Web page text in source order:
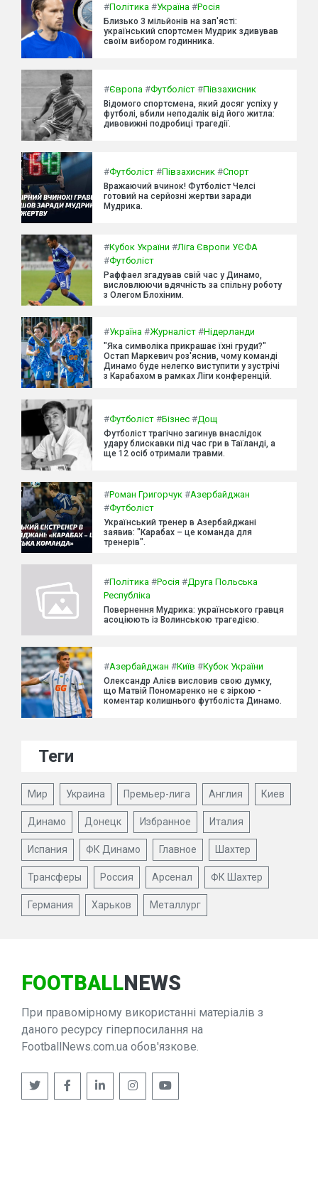
#Політика #Україна #Росія
Близько 3 мільйонів на зап'ясті:
український спортсмен Мудрик здивував
своїм вибором годинника.
#Європа #Футболіст #Півзахисник
Відомого спортсмена, який досяг успіху у
футболі, вбили неподалік від його житла:
дивовижні подробиці трагедії.
#Футболіст #Півзахисник #Спорт
Вражаючий вчинок! Футболіст Челсі
готовий на серйозні жертви заради
Мудрика.
#Кубок України #Ліга Європи УЄФА
#Футболіст
Раффаел згадував свій час у Динамо,
висловлюючи вдячність за спільну роботу
з Олегом Блохіним.
#Україна #Журналіст #Нідерланди
"Яка символіка прикрашає їхні груди?"
Остап Маркевич роз'яснив, чому команді
Динамо буде нелегко виступити у зустрічі
з Карабахом в рамках Ліги конференцій.
#Футболіст #Бізнес #Дощ
Футболіст трагічно загинув внаслідок
удару блискавки під час гри в Таїланді, а
ще 12 осіб отримали травми.
#Роман Григорчук #Азербайджан
#Футболіст
Український тренер в Азербайджані
заявив: "Карабах – це команда для
тренерів".
#Політика #Росія #Друга Польська
Республіка
Повернення Мудрика: українського гравця
асоціюють із Волинською трагедією.
#Азербайджан #Київ #Кубок України
Олександр Алієв висловив свою думку,
що Матвій Пономаренко не є зіркою -
коментар колишнього футболіста Динамо.
Теги
Мир Украина Премьер-лига Англия Киев
Динамо Донецк Избранное Италия
Испания ФК Динамо Главное Шахтер
Трансферы Россия Арсенал ФК Шахтер
Германия Харьков Металлург
FOOTBALLNEWS
При правомірному використанні матеріалів з
даного ресурсу гіперпосилання на
FootballNews.com.ua обов'язкове.